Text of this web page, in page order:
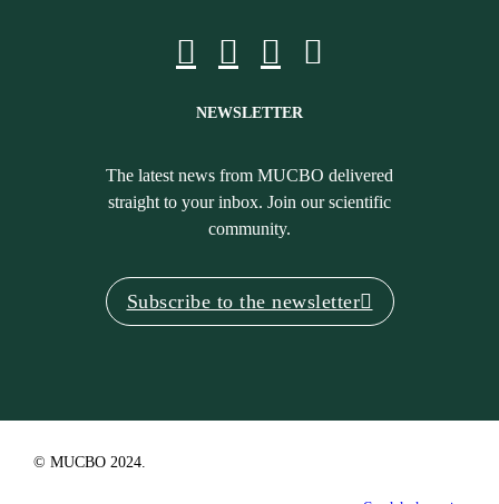
NEWSLETTER
The latest news from MUCBO delivered
straight to your inbox. Join our scientific
community.
Subscribe to the newsletter
© MUCBO 2024.